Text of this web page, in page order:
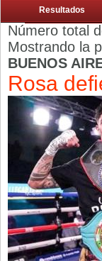
Resultados
Número total
Mostrando la
BUENOS
Rosa